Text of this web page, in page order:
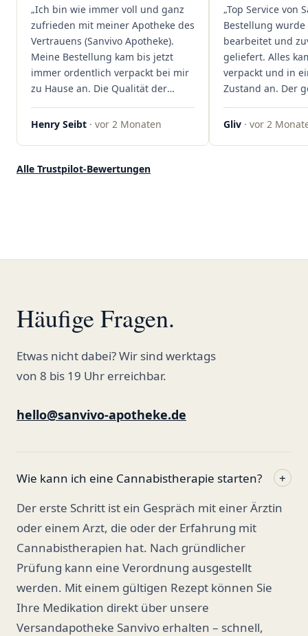
Kundenzufriedenheit an erster
Stelle stehen. Vielen Dank an das
Team von Sanvivo – ich bin
rundum begeistert!"
„Ich bin wie immer voll und ganz
zufrieden mit meiner Apotheke des
Vertrauens (Sanvivo Apotheke).
Meine Bestellung kam bis jetzt
immer ordentlich verpackt bei mir
zu Hause an. Die Qualität der
Blüten ist auch immer auf einem
hohen Niveau, die Auswahl ist
ordentlich gelagert, ich hatte nur
Henry Seibt · vor 2 Monaten
„Top Service von
Bestellung wurde
bearbeitet und
geliefert. Alles
verpackt und in
Zustand an. Der
war
professionell.
Gliv · vor 2
Alle Trustpilot-Bewertungen
Häufige Fragen.
Etwas nicht dabei? Wir sind werktags
von 8 bis 19 Uhr erreichbar.
hello@sanvivo-apotheke.de
Wie kann ich eine Cannabistherapie starten?
+
Der erste Schritt ist ein Gespräch mit einer Ärztin
oder einem Arzt, die oder der Erfahrung mit
Cannabistherapien hat. Nach gründlicher
Prüfung kann eine Verordnung ausgestellt
werden. Mit einem gültigen Rezept können Sie
Ihre Medikation direkt über unsere
Versandapotheke Sanvivo erhalten – schnell,